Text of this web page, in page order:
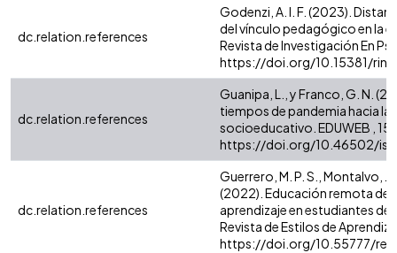
dc.relation.references
Godenzi, A. I. F. (2023).
del vínculo pedagógico en la
Revista de Investigación En
https://doi.org/10.15381/
dc.relation.references
Guanipa, L., y Franco, G. N.
tiempos de pandemia hacia la
socioeducativo. EDUWEB , 15
https://doi.org/10.46502/
dc.relation.references
Guerrero, M. P. S., Montalvo, J.
(2022). Educación remota de
aprendizaje en estudiantes de
Revista de Estilos de
https://doi.org/10.55777/